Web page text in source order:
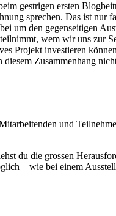
gestrigen ersten
sprechen. Das ist
um den gegenseitigen
wem wir uns zur
Projekt investieren
Zusammenhang
und
du die grossen
– wie bei einem